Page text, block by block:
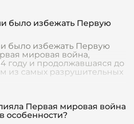
было избежать Первую
было избежать Первую
мировая война,
году и продолжавшаяся до
из самых разрушительных
Первая мировая война
особенности?